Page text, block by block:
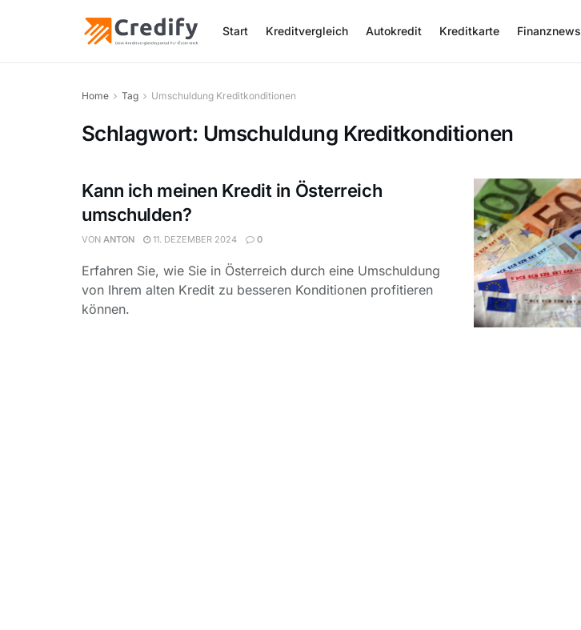
Start Kreditvergleich Autokredit Kreditkarte Finanznews
Home Tag Umschuldung Kreditkonditionen
Schlagwort: Umschuldung Kreditkonditionen
Kann ich meinen Kredit in Österreich
umschulden?
VON ANTON 11. DEZEMBER 2024 0
Erfahren Sie, wie Sie in Österreich durch eine Umschuldung
von Ihrem alten Kredit zu besseren Konditionen profitieren
können.